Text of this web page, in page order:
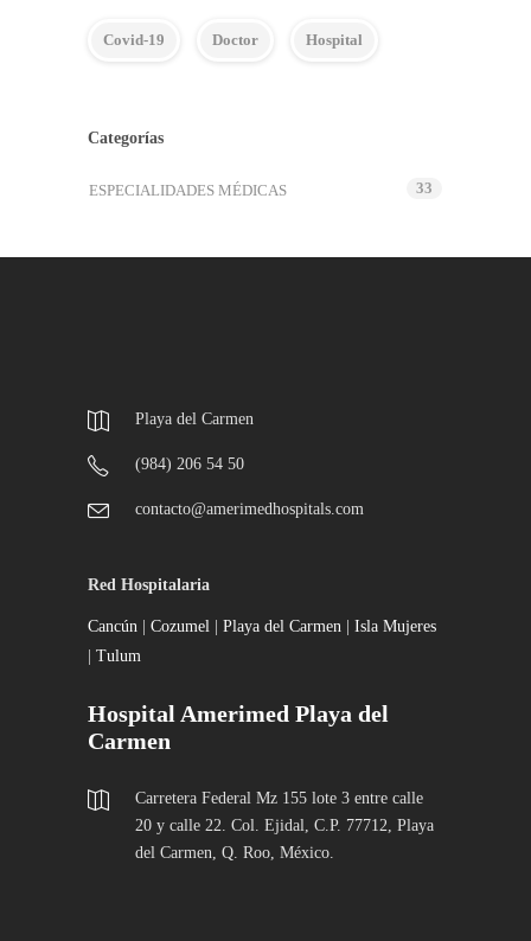
Covid-19 Doctor Hospital
Categorías
ESPECIALIDADES MÉDICAS 33
Playa del Carmen
(984) 206 54 50
contacto@amerimedhospitals.com
Red Hospitalaria
Cancún Cozumel Playa del Carmen
Isla Mujeres
Tulum
Hospital Amerimed Playa del
Carmen
Carretera Federal Mz 155 lote 3 entre calle
20 y calle 22. Col. Ejidal, C.P. 77712, Playa
del Carmen, Q. Roo, México.